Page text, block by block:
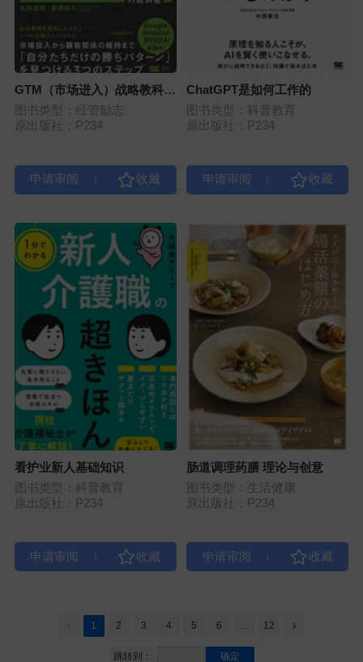
GTM（市场进入）战略教科
书：将市场、销售与客户成功
打造成增长引擎
图书类型：经管励志
原出版社：P234
ChatGPT是如何工作的
图书类型：科普教育
原出版社：P234
看护业新人基础知识
图书类型：科普教育
原出版社：P234
肠道调理药膳 理论与创意
图书类型：生活健康
原出版社：P234
1 2 3 4 5 6 ... 12
跳转到： 确定